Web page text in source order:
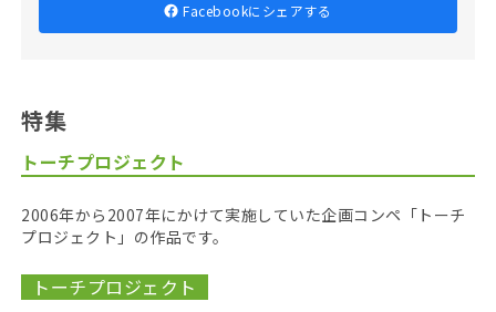
Facebookにシェアする
特集
トーチプロジェクト
2006年から2007年にかけて実施していた企画コンペ「トーチ
プロジェクト」の作品です。
トーチプロジェクト